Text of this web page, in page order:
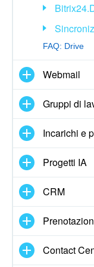
FAQ: Drive
Webmail
Gruppi di
Incarichi e
Progetti IA
CRM
Contact